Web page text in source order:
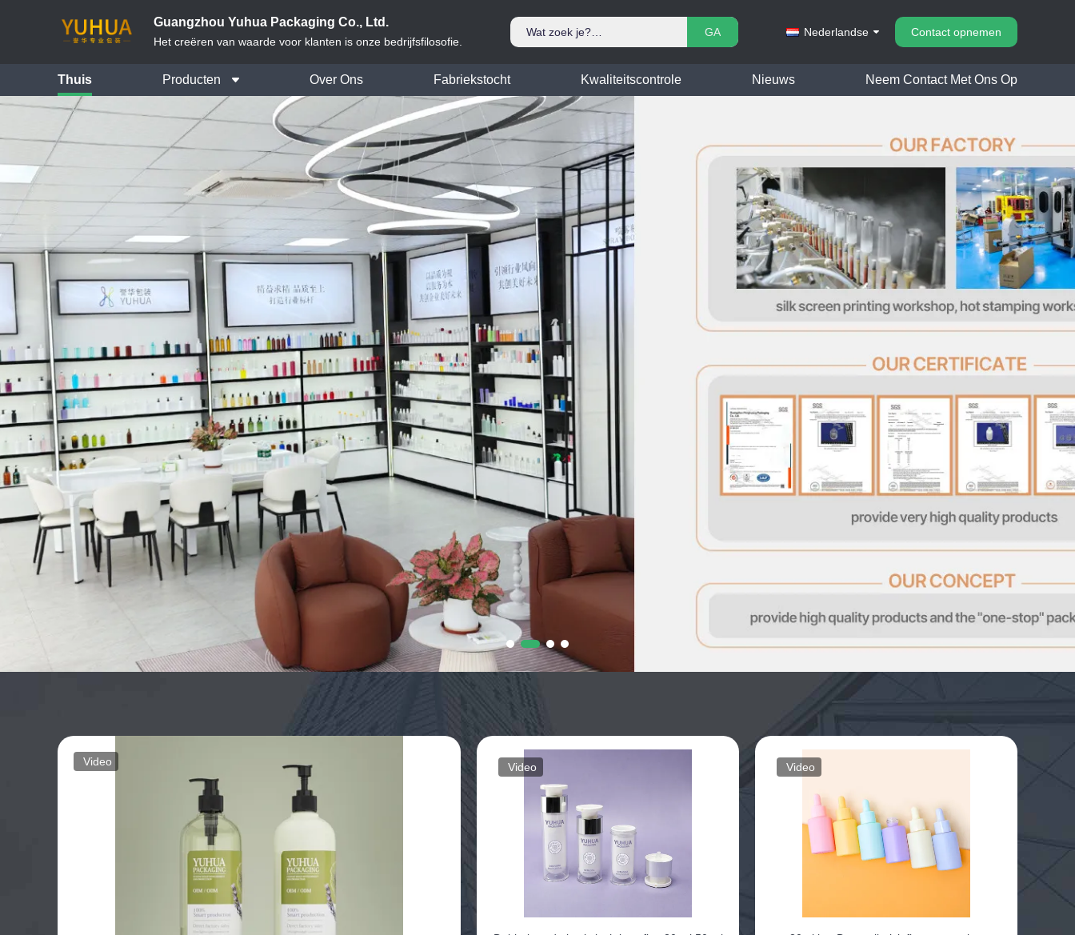
Guangzhou Yuhua Packaging Co., Ltd.
Het creëren van waarde voor klanten is onze bedrijfsfilosofie.
GA Nederlandse Contact opnemen
Thuis Producten Over Ons Fabriekstocht Kwaliteitscontrole Nieuws Neem Contact Met Ons Op
Video Video Video